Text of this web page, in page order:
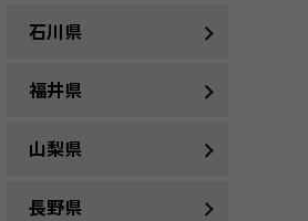
石川県
福井県
山梨県
長野県